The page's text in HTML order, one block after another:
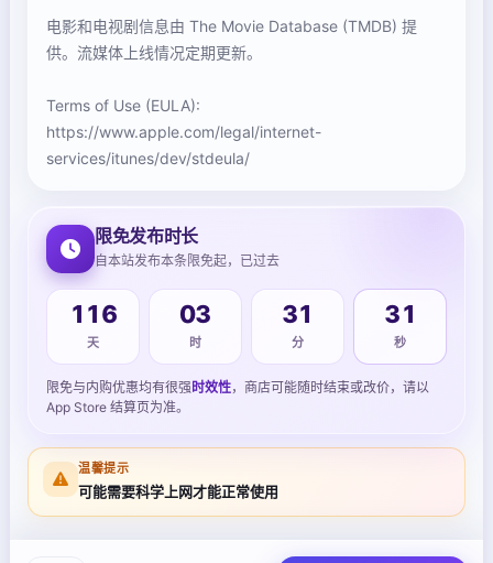
电影和电视剧信息由 The Movie Database (TMDB) 提
供。流媒体上线情况定期更新。
Terms of Use (EULA):
https://www.apple.com/legal/internet-
services/itunes/dev/stdeula/
限免发布时长
自本站发布本条限免起，已过去
116
天
03
时
31
分
32
秒
限免与内购优惠均有很强时效性，商店可能随时结束或改价，请以
App Store 结算页为准。
温馨提示
可能需要科学上网才能正常使用